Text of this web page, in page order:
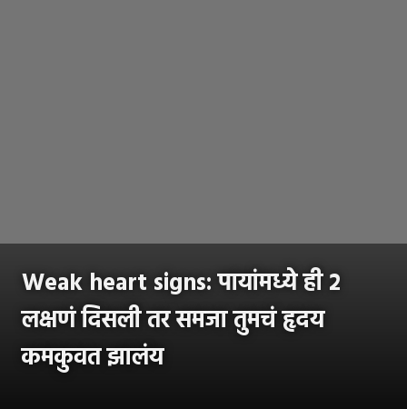
Weak heart signs: पायांमध्ये ही २
लक्षणं दिसली तर समजा तुमचं हृदय
कमकुवत झालंय